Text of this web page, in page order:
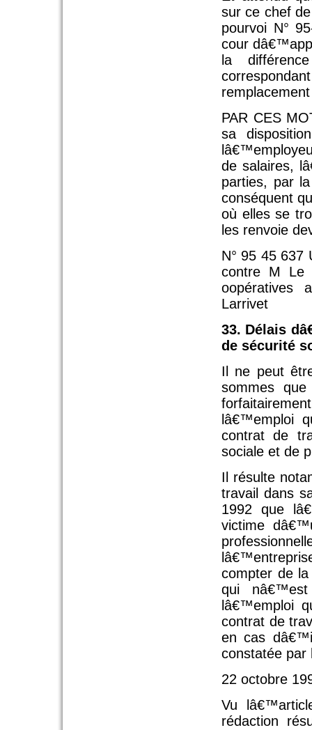
sur ce chef
pourvoi N°
cour
la
PAR CES
sa
de salaires,
parties, par
conséquent
où elles se
les renvoie
N° 95 45 637
contre M Le
oopératives
Larrivet
33. Délais
de sécurité
Il ne peut
sommes
lâ€™emploi
contrat de
sociale et de
Il résulte
travail dans
1992 que
victime
compter de
qui
lâ€™emploi
contrat de
en cas
constatée par
22 octobre
Vu
rédaction